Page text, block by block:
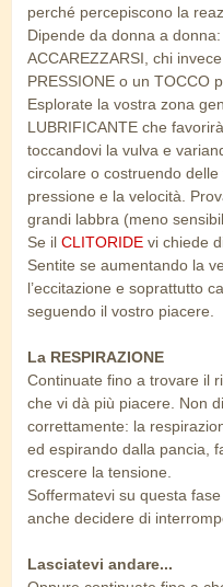
perché percepiscono la
Dipende da donna a donna:
ACCAREZZARSI, chi
PRESSIONE o un TOCCO
Esplorate la vostra zona
LUBRIFICANTE che
toccandovi la vulva e
circolare o costruendo
pressione e la velocità.
grandi labbra (meno
Se il CLITORIDE vi chiede
Sentite se aumentando la
l’eccitazione e soprattutto
seguendo il vostro piacere.
La RESPIRAZIONE
Continuate fino a trovare il
che vi dà più piacere. Non
correttamente: la
ed espirando dalla pancia,
crescere la tensione.
Soffermatevi su questa
anche decidere di
Lasciatevi andare...